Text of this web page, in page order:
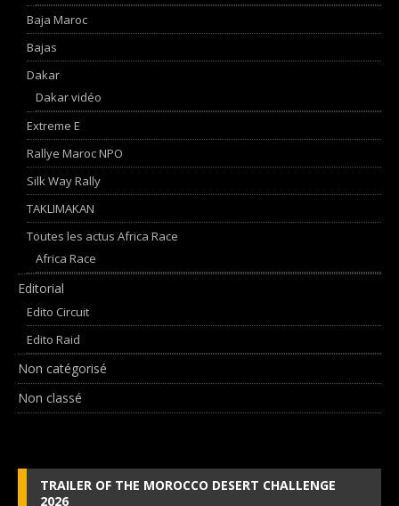
Baja Maroc
Bajas
Dakar
Dakar vidéo
Extreme E
Rallye Maroc NPO
Silk Way Rally
TAKLIMAKAN
Toutes les actus Africa Race
Africa Race
Editorial
Edito Circuit
Edito Raid
Non catégorisé
Non classé
TRAILER OF THE MOROCCO DESERT CHALLENGE
2026